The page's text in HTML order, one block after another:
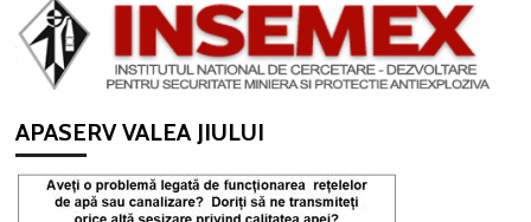
APASERV VALEA JIULUI